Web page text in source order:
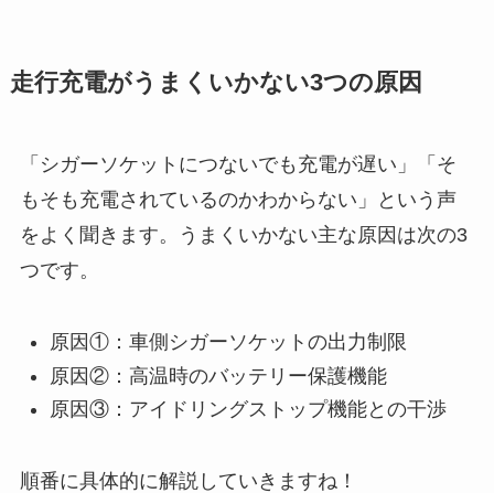
走行充電がうまくいかない3つの原因
「シガーソケットにつないでも充電が遅い」「そ
もそも充電されているのかわからない」という声
をよく聞きます。うまくいかない主な原因は次の3
つです。
原因①：車側シガーソケットの出力制限
原因②：高温時のバッテリー保護機能
原因③：アイドリングストップ機能との干渉
順番に具体的に解説していきますね！